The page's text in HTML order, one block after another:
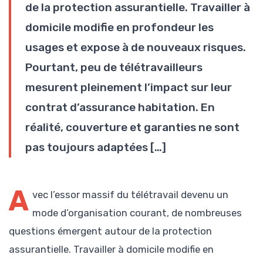
de la protection assurantielle. Travailler à
domicile modifie en profondeur les
usages et expose à de nouveaux risques.
Pourtant, peu de télétravailleurs
mesurent pleinement l’impact sur leur
contrat d’assurance habitation. En
réalité, couverture et garanties ne sont
pas toujours adaptées […]
A vec l’essor massif du télétravail devenu un
mode d’organisation courant, de nombreuses
questions émergent autour de la protection
assurantielle. Travailler à domicile modifie en